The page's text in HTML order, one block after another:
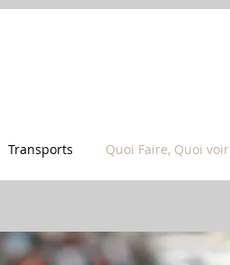
Transports Quoi Faire, Quoi voir